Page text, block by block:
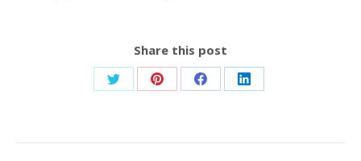
Share this post
Share
Twitter
Share
Pinterest
Share
Facebook
Share
LinkedIn